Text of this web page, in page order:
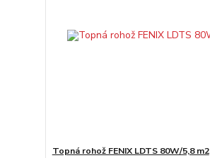
Topná rohož FENIX LDTS 80W/5,8 m2